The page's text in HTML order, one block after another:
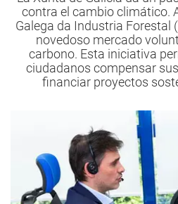
contra el cambio climático.
Galega da Industria Forestal
novedoso mercado
carbono. Esta iniciativa
ciudadanos compensar
financiar proyectos